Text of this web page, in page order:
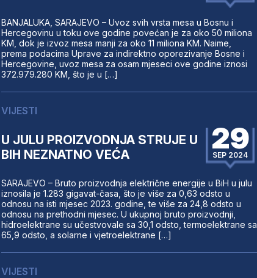
BANJALUKA, SARAJEVO – Uvoz svih vrsta mesa u Bosnu i
Hercegovinu u toku ove godine povećan je za oko 50 miliona
KM, dok je izvoz mesa manji za oko 11 miliona KM. Naime,
prema podacima Uprave za indirektno oporezivanje Bosne i
Hercegovine, uvoz mesa za osam mjeseci ove godine iznosi
372.979.280 KM, što je u […]
VIJESTI
U JULU PROIZVODNJA STRUJE U
BIH NEZNATNO VEĆA
29
SEP 2024
SARAJEVO – Bruto proizvodnja električne energije u BiH u julu
iznosila je 1.283 gigavat-časa, što je više za 0,63 odsto u
odnosu na isti mjesec 2023. godine, te više za 24,8 odsto u
odnosu na prethodni mjesec. U ukupnoj bruto proizvodnji,
hidroelektrane su učestvovale sa 30,1 odsto, termoelektrane sa
65,9 odsto, a solarne i vjetroelektrane […]
VIJESTI